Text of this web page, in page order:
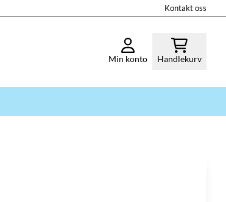
Kontakt oss
Min konto Handlekurv